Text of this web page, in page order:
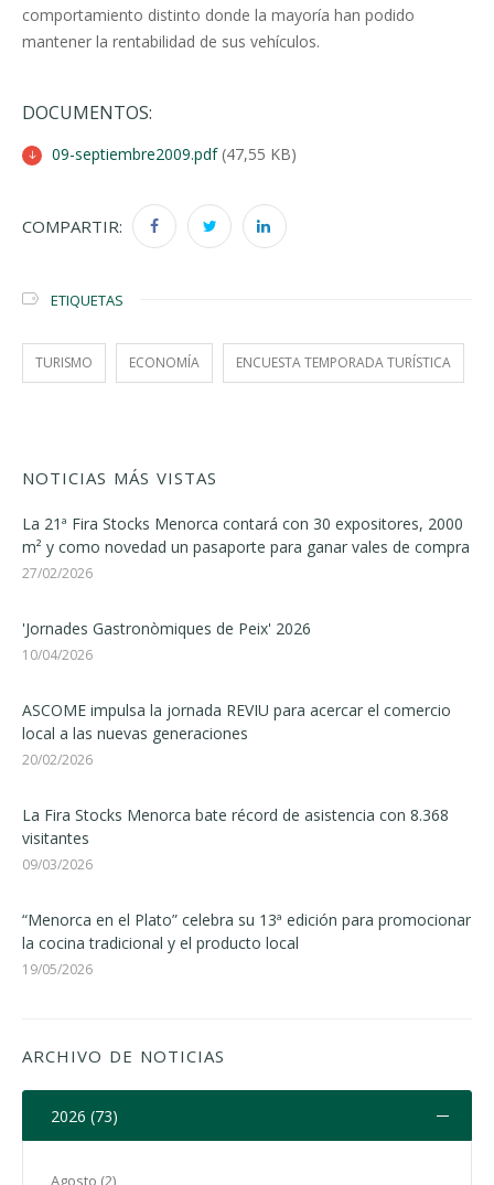
comportamiento distinto donde la mayoría han podido
mantener la rentabilidad de sus vehículos.
DOCUMENTOS:
09-septiembre2009.pdf(47,55 KB)
COMPARTIR:
ETIQUETAS
TURISMO ECONOMÍA ENCUESTA TEMPORADA TURÍSTICA
NOTICIAS MÁS VISTAS
La 21ª Fira Stocks Menorca contará con 30 expositores, 2000
m² y como novedad un pasaporte para ganar vales de compra
27/02/2026
'Jornades Gastronòmiques de Peix' 2026
10/04/2026
ASCOME impulsa la jornada REVIU para acercar el comercio
local a las nuevas generaciones
20/02/2026
La Fira Stocks Menorca bate récord de asistencia con 8.368
visitantes
09/03/2026
“Menorca en el Plato” celebra su 13ª edición para promocionar
la cocina tradicional y el producto local
19/05/2026
ARCHIVO DE NOTICIAS
2026 (73)
Agosto (2)